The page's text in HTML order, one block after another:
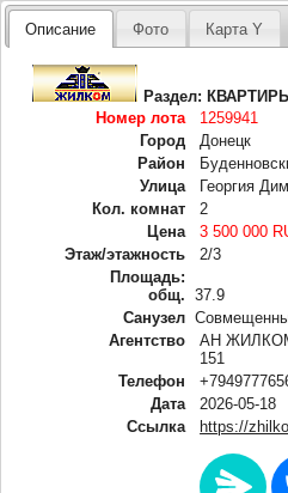
Описание Фото Карта Y
Раздел:
Номер лота
1259941
Город
Донецк
Район
Улица
Георгия
Кол. комнат
2
Цена
3 500 000
Этаж/этажность
2/3
Площадь:
общ.
37.9
Санузел
Агентство
АН ЖИЛКОМ
151
Телефон
Дата
2026-05-18
Ссылка
https://